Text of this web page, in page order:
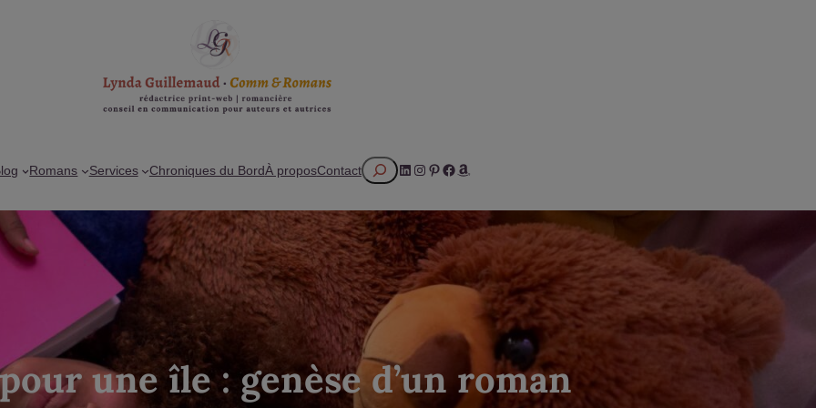
Romans Services Chroniques du BordÀ proposContactRechercherLinkedIn
Instagram
Pinterest
Facebook
Amazon
une île : genèse d’un roman